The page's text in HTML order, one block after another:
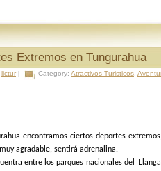
Extremos en Tungurahua
lictur | Category: Atractivos Turisticos
encontramos ciertos deportes
agradable, sentirá adrenalina.
entre los parques nacionales del